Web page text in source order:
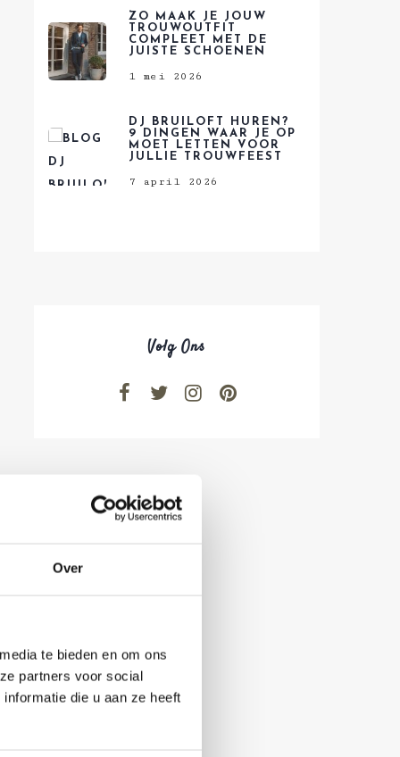
Over
te bieden en om ons
partners voor social
die u aan ze heeft
ZO MAAK JE JOUW
TROUWOUTFIT
COMPLEET MET DE
JUISTE SCHOENEN
1 mei 2026
DJ BRUILOFT HUREN?
9 DINGEN WAAR JE OP
MOET LETTEN VOOR
JULLIE TROUWFEEST
7 april 2026
Volg Ons